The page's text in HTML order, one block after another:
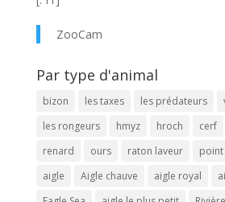
ZooCam
Par type d'animal
bizon les taxes les prédateurs
les rongeurs
hmyz hroch cerf
renard
ours raton laveur
aigle
Aigle chauve aigle royal